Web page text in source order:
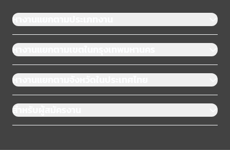
หางานแยกตามประเภทงาน
หางานแยกตามเขตในกรุงเทพมหานคร
หางานแยกตามจังหวัดในประเทศไทย
สำหรับผู้สมัครงาน